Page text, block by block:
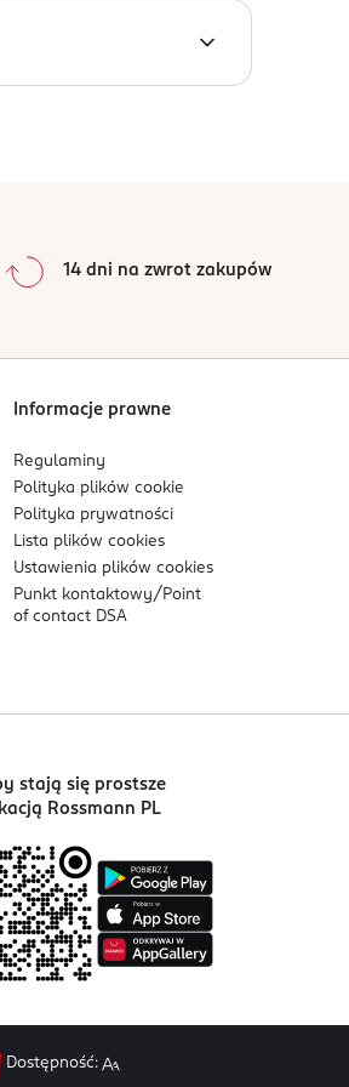
data: od najnowszej
14 dni na zwrot zakupów
Informacje prawne
Regulaminy
Polityka plikówcookie
Polityka prywatności
Lista plikówcookies
Ustawienia plikówcookies
Punkt kontaktowy/ Point
of contact DSA
stają się prostsze
Rossmann PL
Dostępność: